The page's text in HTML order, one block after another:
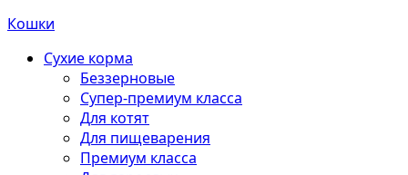
Кошки
Сухие корма
Беззерновые
Супер-премиум класса
Для котят
Для пищеварения
Премиум класса